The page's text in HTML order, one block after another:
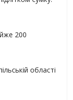
200
області